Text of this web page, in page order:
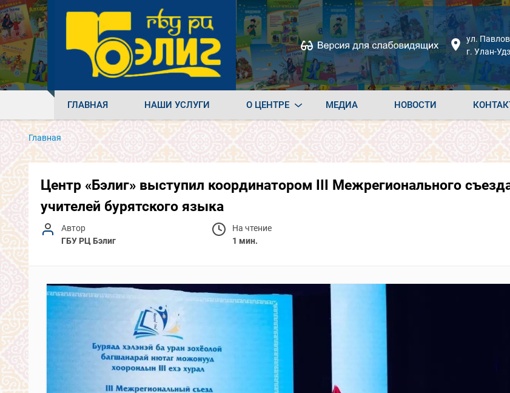
ул.
г. Улан-Удэ
ГЛАВНАЯ НАШИ УСЛУГИ О ЦЕНТРЕ МЕДИА НОВОСТИ
Главная
Центр «Бэлиг» выступил координатором III Межрегионального
учителей бурятского языка
Автор
ГБУ РЦ Бэлиг
На чтение
1 мин.